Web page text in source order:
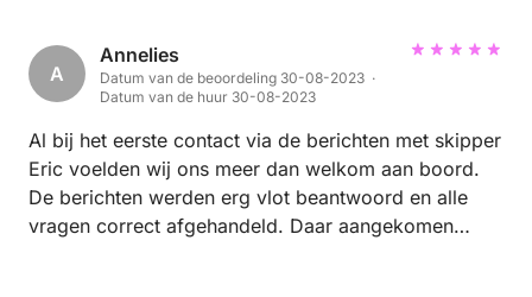
A
Annelies
Datum van de beoordeling 30-08-2023 ·
Datum van de huur 30-08-2023
Al bij het eerste contact via de berichten met skipper
Eric voelden wij ons meer dan welkom aan boord.
De berichten werden erg vlot beantwoord en alle
vragen correct afgehandeld. Daar aangekomen